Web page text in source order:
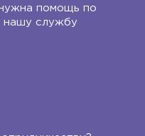
помощь по
нашу службу